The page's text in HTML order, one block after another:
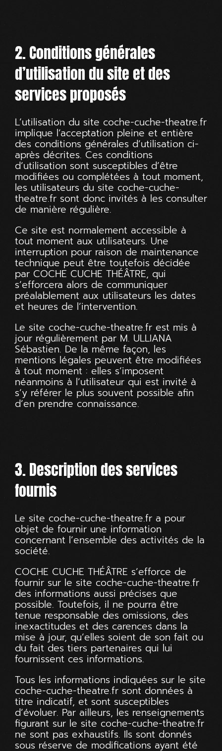
2. Conditions générales
d’utilisation du site et des
services proposés
L’utilisation du site coche-cuche-theatre.fr
implique l’acceptation pleine et entière
des conditions générales d’utilisation ci-
après décrites. Ces conditions
d’utilisation sont susceptibles d’être
modifiées ou complétées à tout moment,
les utilisateurs du site coche-cuche-
theatre.fr sont donc invités à les consulter
de manière régulière.
Ce site est normalement accessible à
tout moment aux utilisateurs. Une
interruption pour raison de maintenance
technique peut être toutefois décidée
par COCHE CUCHE THÉÂTRE, qui
s’efforcera alors de communiquer
préalablement aux utilisateurs les dates
et heures de l’intervention.
Le site coche-cuche-theatre.fr est mis à
jour régulièrement par M. ULLIANA
Sébastien. De la même façon, les
mentions légales peuvent être modifiées
à tout moment : elles s’imposent
néanmoins à l’utilisateur qui est invité à
s’y référer le plus souvent possible afin
d’en prendre connaissance.
3. Description des services
fournis
Le site coche-cuche-theatre.fr a pour
objet de fournir une information
concernant l’ensemble des activités de la
société.
COCHE CUCHE THÉÂTRE s’efforce de
fournir sur le site coche-cuche-theatre.fr
des informations aussi précises que
possible. Toutefois, il ne pourra être
tenue responsable des omissions, des
inexactitudes et des carences dans la
mise à jour, qu’elles soient de son fait ou
du fait des tiers partenaires qui lui
fournissent ces informations.
Tous les informations indiquées sur le site
coche-cuche-theatre.fr sont données à
titre indicatif, et sont susceptibles
d’évoluer. Par ailleurs, les renseignements
figurant sur le site coche-cuche-theatre.fr
ne sont pas exhaustifs. Ils sont donnés
sous réserve de modifications ayant été